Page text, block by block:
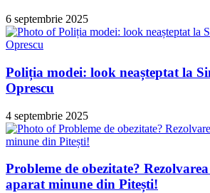
6 septembrie 2025
Poliția modei: look neașteptat la
Oprescu
4 septembrie 2025
Probleme de obezitate?
aparat minune din Pitești!